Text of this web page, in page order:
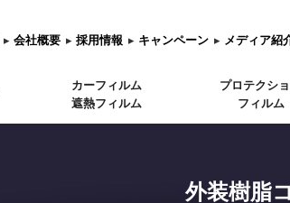
▸ 会社概要 ▸ 採用情報 ▸ キャンペーン ▸ メディア紹
カーフィルム
遮熱フィルム
プロテクシ
フィルム
外装樹脂